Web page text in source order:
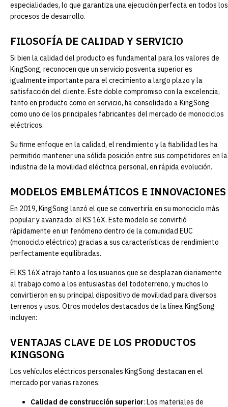
especialidades, lo que garantiza una ejecución perfecta en todos los
procesos de desarrollo.
FILOSOFÍA DE CALIDAD Y SERVICIO
Si bien la calidad del producto es fundamental para los valores de
KingSong, reconocen que un servicio posventa superior es
igualmente importante para el crecimiento a largo plazo y la
satisfacción del cliente. Este doble compromiso con la excelencia,
tanto en producto como en servicio, ha consolidado a KingSong
como uno de los principales fabricantes del mercado de monociclos
eléctricos.
Su firme enfoque en la calidad, el rendimiento y la fiabilidad les ha
permitido mantener una sólida posición entre sus competidores en la
industria de la movilidad eléctrica personal, en rápida evolución.
MODELOS EMBLEMÁTICOS E INNOVACIONES
En 2019, KingSong lanzó el que se convertiría en su monociclo más
popular y avanzado: el KS 16X. Este modelo se convirtió
rápidamente en un fenómeno dentro de la comunidad EUC
(monociclo eléctrico) gracias a sus características de rendimiento
perfectamente equilibradas.
El KS 16X atrajo tanto a los usuarios que se desplazan diariamente
al trabajo como a los entusiastas del todoterreno, y muchos lo
convirtieron en su principal dispositivo de movilidad para diversos
terrenos y usos. Otros modelos destacados de la línea KingSong
incluyen:
VENTAJAS CLAVE DE LOS PRODUCTOS
KINGSONG
Los vehículos eléctricos personales KingSong destacan en el
mercado por varias razones:
Calidad de construcción superior: Los materiales de